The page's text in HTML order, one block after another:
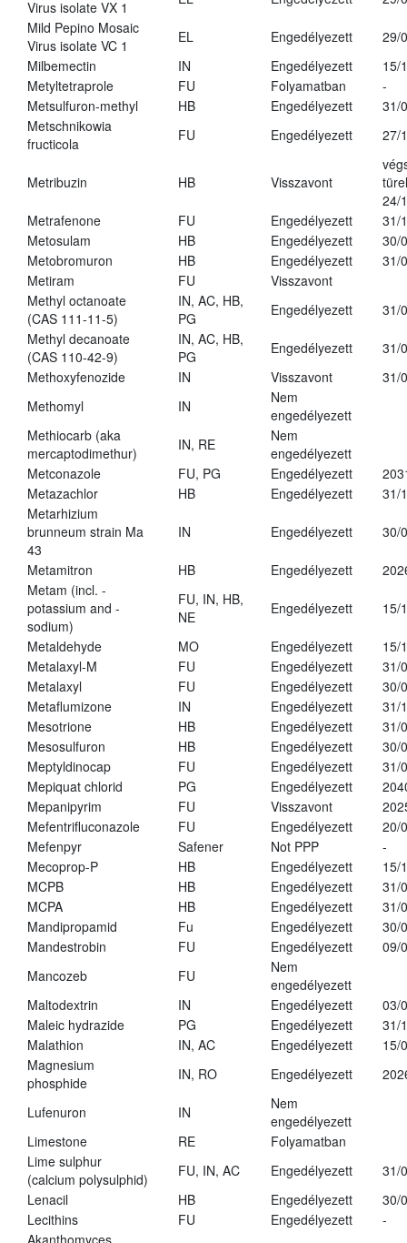
Virus isolate VX 1
Mild Pepino Mosaic
Virus isolate VC 1
EL Engedélyezett
29/
Milbemectin
IN Engedélyezett
15/
Metyltetraprole
FU Folyamatban
-
Metsulfuron-methyl
HB Engedélyezett
31/
Metschnikowia
fructicola
FU Engedélyezett 27/
Metribuzin HB Visszavont
24/
Metrafenone
FU Engedélyezett
31/
Metosulam
HB Engedélyezett
30/
Metobromuron
HB Engedélyezett
31/
Metiram
FU
Visszavont
Methyl octanoate
(CAS 111-11-5)
IN, AC, HB,
PG
Engedélyezett
31/
Methyl decanoate
(CAS 110-42-9)
IN, AC, HB,
PG
Engedélyezett
31/
Methoxyfenozide
IN Visszavont
31/
Methomyl
IN
Nem
engedélyezett
Methiocarb (aka
mercaptodimethur)
IN, RE
Nem
engedélyezett
Metconazole
FU, PG Engedélyezett
Metazachlor
HB Engedélyezett
31/
Metarhizium
brunneum strain Ma
43
IN Engedélyezett 30/
Metamitron HB Engedélyezett
Metam (incl. -
potassium and -
sodium)
FU, IN, HB,
NE
Engedélyezett 15/
Metaldehyde MO Engedélyezett
15/
Metalaxyl-M
FU Engedélyezett
31/
Metalaxyl
FU Engedélyezett
30/
Metaflumizone
IN Engedélyezett
31/
Mesotrione
HB Engedélyezett
31/
Mesosulfuron
HB Engedélyezett
30/
Meptyldinocap
FU Engedélyezett
31/
Mepiquat chlorid
PG Engedélyezett
Mepanipyrim
FU Visszavont
Mefentrifluconazole
FU Engedélyezett
20/
Mefenpyr
Safener Not PPP
-
Mecoprop-P
HB Engedélyezett
15/
MCPB
HB Engedélyezett
31/
MCPA
HB Engedélyezett
31/
Mandipropamid
Fu Engedélyezett
30/
Mandestrobin
FU Engedélyezett
09/
Mancozeb
FU
Nem
engedélyezett
Maltodextrin
IN Engedélyezett
03/
Maleic hydrazide
PG Engedélyezett
31/
Malathion
IN, AC Engedélyezett
15/
Magnesium
phosphide
IN, RO Engedélyezett
Lufenuron IN
Nem
engedélyezett
Limestone
RE
Folyamatban
Lime sulphur
(calcium polysulphid)
FU, IN, AC Engedélyezett
31/
Lenacil
HB Engedélyezett
30/
Lecithins
FU Engedélyezett
-